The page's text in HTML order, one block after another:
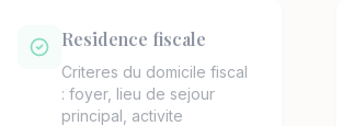
Residence fiscale
Criteres du domicile fiscal
: foyer, lieu de sejour
principal, activite